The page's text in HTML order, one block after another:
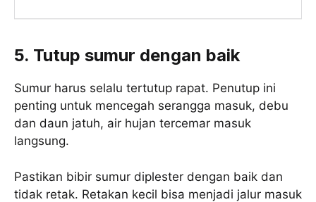
5. Tutup sumur dengan baik
Sumur harus selalu tertutup rapat. Penutup ini
penting untuk mencegah serangga masuk, debu
dan daun jatuh, air hujan tercemar masuk
langsung.
Pastikan bibir sumur diplester dengan baik dan
tidak retak. Retakan kecil bisa menjadi jalur masuk